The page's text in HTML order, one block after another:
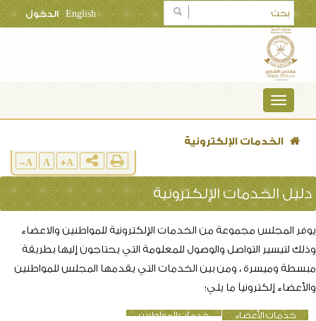
الدخول English
TOGGLE
NAVIGATION
الخدمات الإلكترونية
A+
A
A-
دليل الخدمات الإلكترونية
يوفر المجلس مجموعة من الخدمات الإلكترونية للمواطنين والاعضاء
وذلك لتيسير التواصل والوصول للمعلومة التي يحتاجون إليها بطريقة
مبسطة وميسرة ، ومن بين الخدمات التي يقدمها المجلس للمواطنين
والأعضاء إلكترونياً ما يلي؛
خدمات الأعضاء خدمات المواطنين